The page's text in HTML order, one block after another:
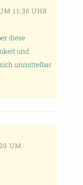
11:36 UHR
diese
und
unmittelbar
UM